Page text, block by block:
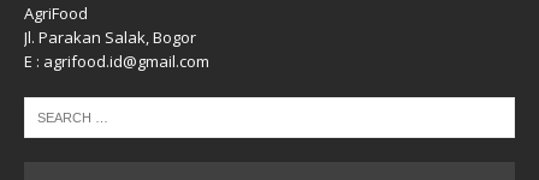
AgriFood
Jl. Parakan Salak, Bogor
E : agrifood.id@gmail.com